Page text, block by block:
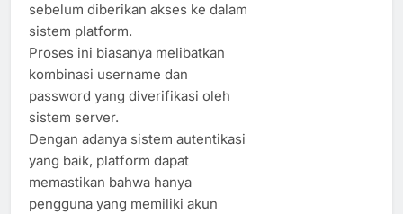
sebelum diberikan akses ke dalam
sistem platform.
Proses ini biasanya melibatkan
kombinasi username dan
password yang diverifikasi oleh
sistem server.
Dengan adanya sistem autentikasi
yang baik, platform dapat
memastikan bahwa hanya
pengguna yang memiliki akun